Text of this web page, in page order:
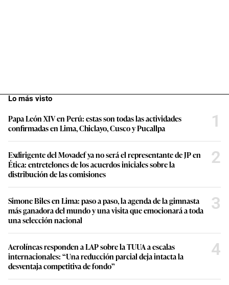
Lo más visto
Papa León XIV en Perú: estas son todas las actividades
confirmadas en Lima, Chiclayo, Cusco y Pucallpa
1
Exdirigente del Movadef ya no será el representante de JP en
Ética: entretelones de los acuerdos iniciales sobre la
distribución de las comisiones
2
Simone Biles en Lima: paso a paso, la agenda de la gimnasta
más ganadora del mundo y una visita que emocionará a toda
una selección nacional
3
Aerolíneas responden a LAP sobre la TUUA a escalas
internacionales: “Una reducción parcial deja intacta la
desventaja competitiva de fondo”
4